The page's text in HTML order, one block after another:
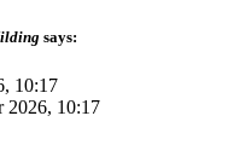
says:
10:17
2026, 10:17